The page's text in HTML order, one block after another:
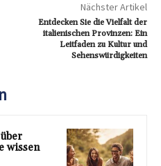
Nächster Artikel
Entdecken Sie die Vielfalt der
italienischen Provinzen: Ein
Leitfaden zu Kultur und
Sehenswürdigkeiten
wissen